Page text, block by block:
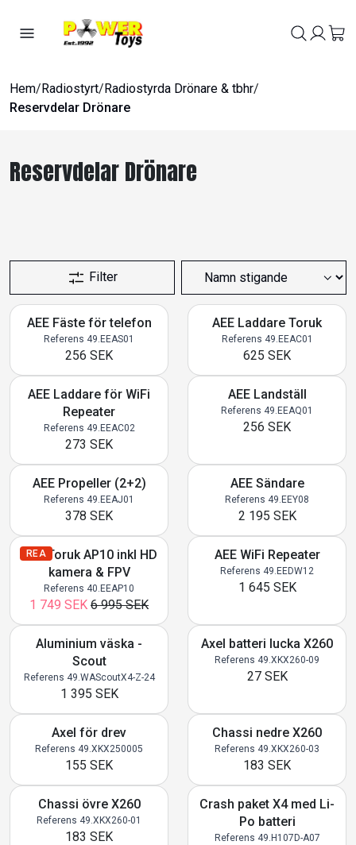
Hem/Radiostyrt/Radiostyrda Drönare & tbhr/
Reservdelar Drönare
Reservdelar Drönare
Filter
AEE Fäste för telefon
Referens 49.EEAS01
256 SEK
AEE Laddare Toruk
Referens 49.EEAC01
625 SEK
AEE Laddare för WiFi
Repeater
Referens 49.EEAC02
273 SEK
AEE Landställ
Referens 49.EEAQ01
256 SEK
AEE Propeller (2+2)
Referens 49.EEAJ01
378 SEK
AEE Sändare
Referens 49.EEY08
2 195 SEK
REA
AEE Toruk AP10 inkl HD
kamera & FPV
Referens 40.EEAP10
1 749 SEK 6 995 SEK
AEE WiFi Repeater
Referens 49.EEDW12
1 645 SEK
Aluminium väska -
Scout
Referens 49.WAScoutX4-Z-24
1 395 SEK
Axel batteri lucka X260
Referens 49.XKX260-09
27 SEK
Axel för drev
Referens 49.XKX250005
155 SEK
Chassi nedre X260
Referens 49.XKX260-03
183 SEK
Chassi övre X260
Referens 49.XKX260-01
183 SEK
Crash paket X4 med Li-
Po batteri
Referens 49.H107D-A07